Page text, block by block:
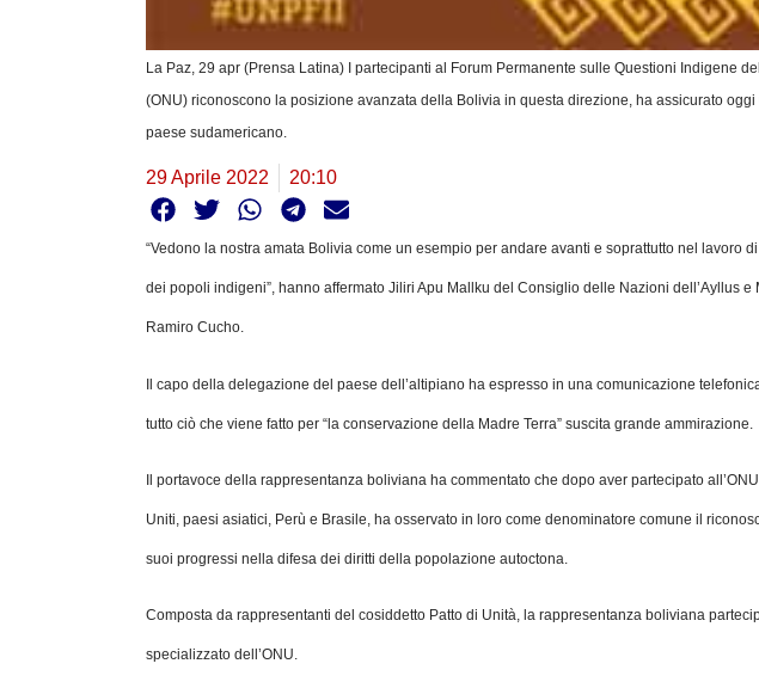
La Paz, 29 apr (Prensa Latina) I partecipanti al Forum Permanente sulle Questioni Indigene
(ONU) riconoscono la posizione avanzata della Bolivia in questa direzione, ha assicurato
paese sudamericano.
29 Aprile 2022 20:10
“Vedono la nostra amata Bolivia come un esempio per andare avanti e soprattutto nel lavoro
dei popoli indigeni”, hanno affermato Jiliri Apu Mallku del Consiglio delle Nazioni dell’Ayllus
Ramiro Cucho.
Il capo della delegazione del paese dell’altipiano ha espresso in una comunicazione
tutto ciò che viene fatto per “la conservazione della Madre Terra” suscita grande ammirazione.
Il portavoce della rappresentanza boliviana ha commentato che dopo aver partecipato
Uniti, paesi asiatici, Perù e Brasile, ha osservato in loro come denominatore comune il
suoi progressi nella difesa dei diritti della popolazione autoctona.
Composta da rappresentanti del cosiddetto Patto di Unità, la rappresentanza boliviana
specializzato dell’ONU.